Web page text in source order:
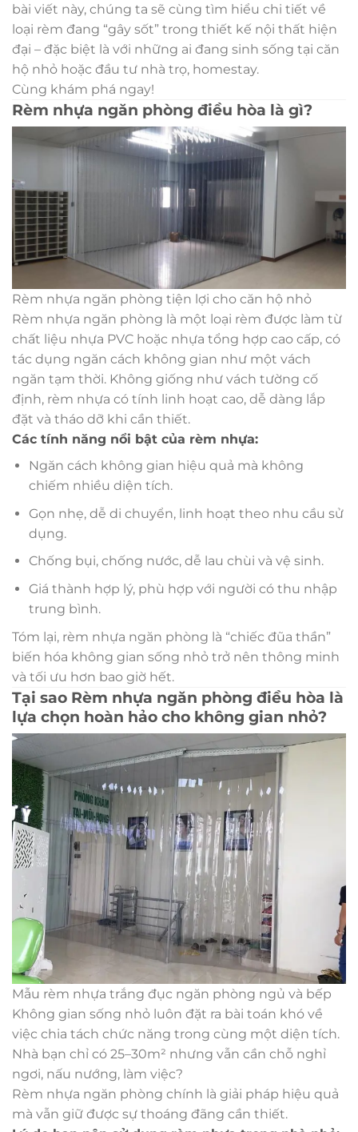
bài viết này, chúng ta sẽ cùng tìm hiểu chi tiết về
loại rèm đang “gây sốt” trong thiết kế nội thất hiện
đại – đặc biệt là với những ai đang sinh sống tại căn
hộ nhỏ hoặc đầu tư nhà trọ, homestay.
Cùng khám phá ngay!
Rèm nhựa ngăn phòng điều hòa là gì?
Rèm nhựa ngăn phòng tiện lợi cho căn hộ nhỏ
Rèm nhựa ngăn phòng là một loại rèm được làm từ
chất liệu nhựa PVC hoặc nhựa tổng hợp cao cấp, có
tác dụng ngăn cách không gian như một vách
ngăn tạm thời. Không giống như vách tường cố
định, rèm nhựa có tính linh hoạt cao, dễ dàng lắp
đặt và tháo dỡ khi cần thiết.
Các tính năng nổi bật của rèm nhựa:
Ngăn cách không gian hiệu quả mà không
chiếm nhiều diện tích.
Gọn nhẹ, dễ di chuyển, linh hoạt theo nhu cầu sử
dụng.
Chống bụi, chống nước, dễ lau chùi và vệ sinh.
Giá thành hợp lý, phù hợp với người có thu nhập
trung bình.
Tóm lại, rèm nhựa ngăn phòng là “chiếc đũa thần”
biến hóa không gian sống nhỏ trở nên thông minh
và tối ưu hơn bao giờ hết.
Tại sao Rèm nhựa ngăn phòng điều hòa là
lựa chọn hoàn hảo cho không gian nhỏ?
Mẫu rèm nhựa trắng đục ngăn phòng ngủ và bếp
Không gian sống nhỏ luôn đặt ra bài toán khó về
việc chia tách chức năng trong cùng một diện tích.
Nhà bạn chỉ có 25–30m² nhưng vẫn cần chỗ nghỉ
ngơi, nấu nướng, làm việc?
Rèm nhựa ngăn phòng chính là giải pháp hiệu quả
mà vẫn giữ được sự thoáng đãng cần thiết.